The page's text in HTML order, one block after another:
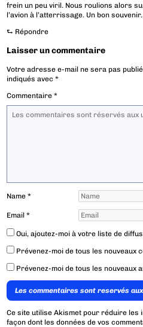
frein un peu viril. Nous roulions alors
l’avion à l’atterrissage. Un bon
⮑ Répondre
Laisser un commentaire
Votre adresse e-mail ne sera pas
indiqués avec*
Commentaire*
Name*
Email*
Oui, ajoutez-moi à votre liste de
Prévenez-moi de tous les nouveaux
Prévenez-moi de tous les nouveaux
Les commentaires sont reservés
Ce site utilise Akismet pour réduire les
façon dont les données de vos